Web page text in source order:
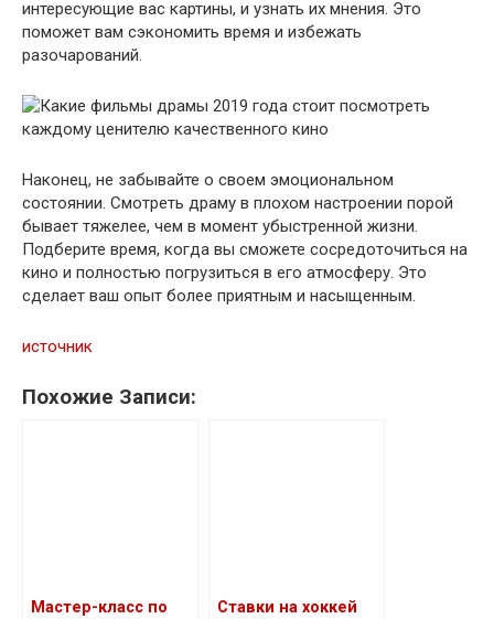
интересующие вас картины, и узнать их мнения. Это
поможет вам сэкономить время и избежать
разочарований.
Наконец, не забывайте о своем эмоциональном
состоянии. Смотреть драму в плохом настроении порой
бывает тяжелее, чем в момент убыстренной жизни.
Подберите время, когда вы сможете сосредоточиться на
кино и полностью погрузиться в его атмосферу. Это
сделает ваш опыт более приятным и насыщенным.
источник
Похожие Записи:
Мастер-класс по
Ставки на хоккей